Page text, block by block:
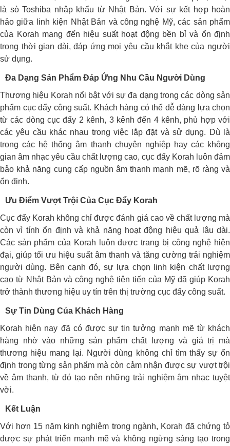
là sò Toshiba nhập khẩu từ Nhật Bản. Với sự kết hợp hoàn
hảo giữa linh kiện Nhật Bản và công nghệ Mỹ, các sản phẩm
của Korah mang đến hiệu suất hoạt động bền bỉ và ổn định
trong thời gian dài, đáp ứng mọi yêu cầu khắt khe của người
sử dụng.
Đa Dạng Sản Phẩm Đáp Ứng Nhu Cầu Người Dùng
Thương hiệu Korah nổi bật với sự đa dạng trong các dòng sản
phẩm cục đẩy công suất. Khách hàng có thể dễ dàng lựa chọn
từ các dòng cục đẩy 2 kênh, 3 kênh đến 4 kênh, phù hợp với
các yêu cầu khác nhau trong việc lắp đặt và sử dụng. Dù là
trong các hệ thống âm thanh chuyên nghiệp hay các không
gian âm nhạc yêu cầu chất lượng cao, cục đẩy Korah luôn đảm
bảo khả năng cung cấp nguồn âm thanh mạnh mẽ, rõ ràng và
ổn định.
Ưu Điểm Vượt Trội Của Cục Đẩy Korah
Cục đẩy Korah không chỉ được đánh giá cao về chất lượng mà
còn vì tính ổn định và khả năng hoạt động hiệu quả lâu dài.
Các sản phẩm của Korah luôn được trang bị công nghệ hiện
đại, giúp tối ưu hiệu suất âm thanh và tăng cường trải nghiệm
người dùng. Bên cạnh đó, sự lựa chọn linh kiện chất lượng
cao từ Nhật Bản và công nghệ tiên tiến của Mỹ đã giúp Korah
trở thành thương hiệu uy tín trên thị trường cục đẩy công suất.
Sự Tin Dùng Của Khách Hàng
Korah hiện nay đã có được sự tin tưởng mạnh mẽ từ khách
hàng nhờ vào những sản phẩm chất lượng và giá trị mà
thương hiệu mang lại. Người dùng không chỉ tìm thấy sự ổn
định trong từng sản phẩm mà còn cảm nhận được sự vượt trội
về âm thanh, từ đó tạo nên những trải nghiệm âm nhạc tuyệt
vời.
Kết Luận
Với hơn 15 năm kinh nghiệm trong ngành, Korah đã chứng tỏ
được sự phát triển mạnh mẽ và không ngừng sáng tạo trong